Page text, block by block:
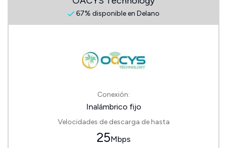
67% disponible en Delano
Conexión:
Inalámbrico fijo
Velocidades de descarga de hasta
25Mbps